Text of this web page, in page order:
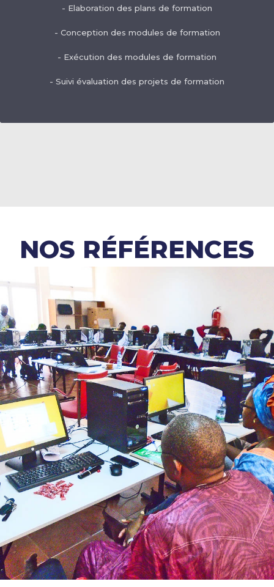
- Elaboration des plans de formation
- Conception des modules de formation
- Exécution des modules de formation
- Suivi évaluation des projets de formation
NOS RÉFÉRENCES